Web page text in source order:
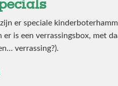
er speciale
er is een verrassingsbox, met
verrassing?).